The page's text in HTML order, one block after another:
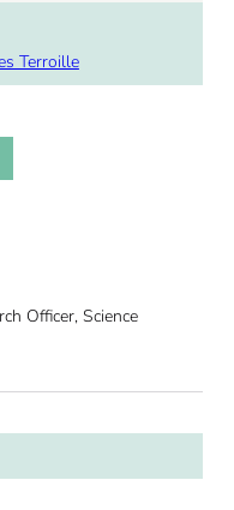
Terroille
E-MAIL
Officer, Science